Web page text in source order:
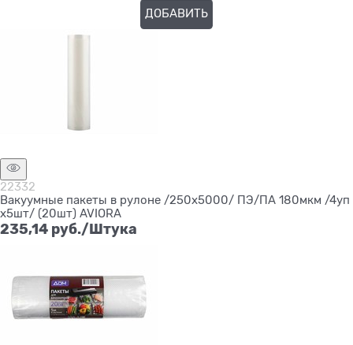
ДОБАВИТЬ
22332
Вакуумные пакеты в рулоне /250х5000/ ПЭ/ПА 180мкм /4уп
х5шт/ (20шт) AVIORA
235,14 руб./Штука